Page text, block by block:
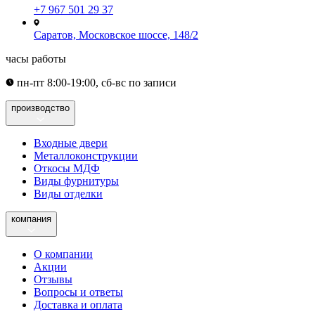
+7 967 501 29 37
Саратов, Московское шоссе, 148/2
часы работы
пн-пт 8:00-19:00, сб-вс по записи
производство
Входные двери
Металлоконструкции
Откосы МДФ
Виды фурнитуры
Виды отделки
компания
О компании
Акции
Отзывы
Вопросы и ответы
Доставка и оплата